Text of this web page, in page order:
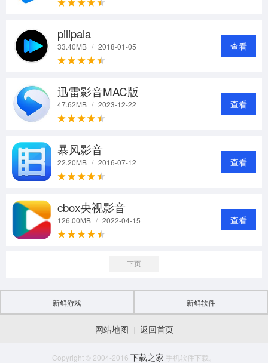
pilipala
33.40MB / 2018-01-05 查看
迅雷影音MAC版
47.62MB / 2023-12-22 查看
暴风影音
22.20MB / 2016-07-12 查看
cbox央视影音
126.00MB / 2022-04-15 查看
下页
新鲜游戏 新鲜软件
网站地图 | 返回首页
Copyright © 2004-2016 下载之家 手机软件下载。